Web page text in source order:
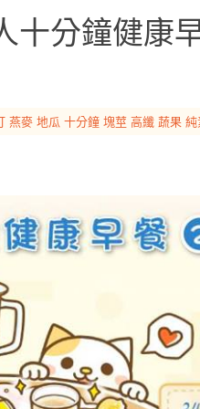
十分鐘健康
燕麥 地瓜 十分鐘 塊莖 高纖 蔬果